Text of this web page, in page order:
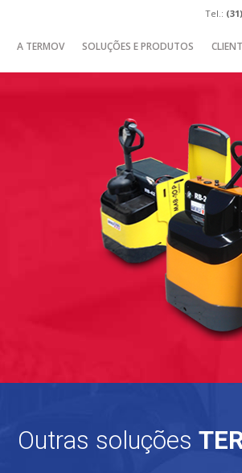
Tel.:
A TERMOV SOLUÇÕES E PRODUTOS
Outras soluções